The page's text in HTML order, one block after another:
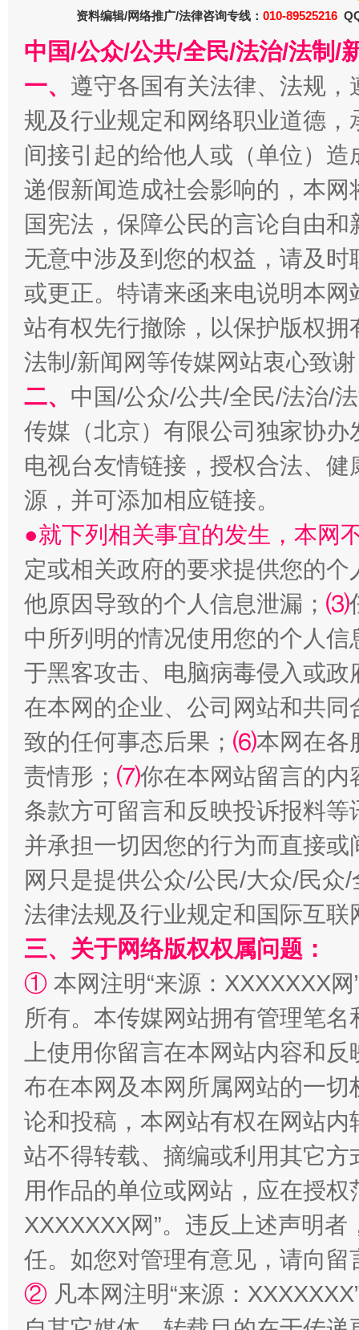
魏明
“刷贴”乱象丛生
生
揭批美国五大"原罪" "炒
解纷+调解+退费，一次搞定
站台名比不上好声名
漫山遍野的桃花与雪山、麦地、白藏房 除
资料编辑/网络推广/法律咨询专线： 010-89525216
中国/公众/公共/全民/法治/法制/
一、 遵守各国有关法律、法规
规及行业规定和网络职业道德
间接引起的给他人或（单位）
递假新闻造成社会影响的，本
国宪法，保障公民的言论自由
无意中涉及到您的权益，请及
或更正。特请来函来电说明本
站有权先行撤除，以保护版权
法制/新闻网等传媒网站衷心致
二、 中国/公众/公共/全民/法治/
传媒（北京）有限公司独家协
电视台友情链接，授权合法、
源，并可添加相应链接。
●就下列相关事宜的发生，本网
定或相关政府的要求提供您的个
他原因导致的个人信息泄漏； ⑶
中所列明的情况使用您的个人
于黑客攻击、电脑病毒侵入或
在本网的企业、公司网站和共
致的任何事态后果； ⑹本网在各
责情形； ⑺你在本网站留言的内
条款方可留言和反映投诉报料
并承担一切因您的行为而直接
网只是提供公众/公民/大众/民
法律法规及行业规定和国际互
三、关于网络版权权属问题：
① 本网注明“来源：XXXXXXX
所有。本传媒网站拥有管理笔
上使用你留言在本网站内容和
布在本网及本网所属网站的一
论和投稿，本网站有权在网站
站不得转载、摘编或利用其它
用作品的单位或网站，应在授
XXXXXXX网”。违反上述声明
任。如您对管理有意见，请向
② 凡本网注明“来源：